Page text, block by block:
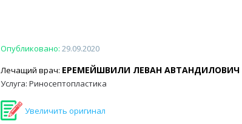
Опубликовано: 29.09.2020
Лечащий врач: ЕРЕМЕЙШВИЛИ ЛЕВАН АВТАНДИЛОВИЧ
Услуга: Риносептопластика
Увеличить оригинал